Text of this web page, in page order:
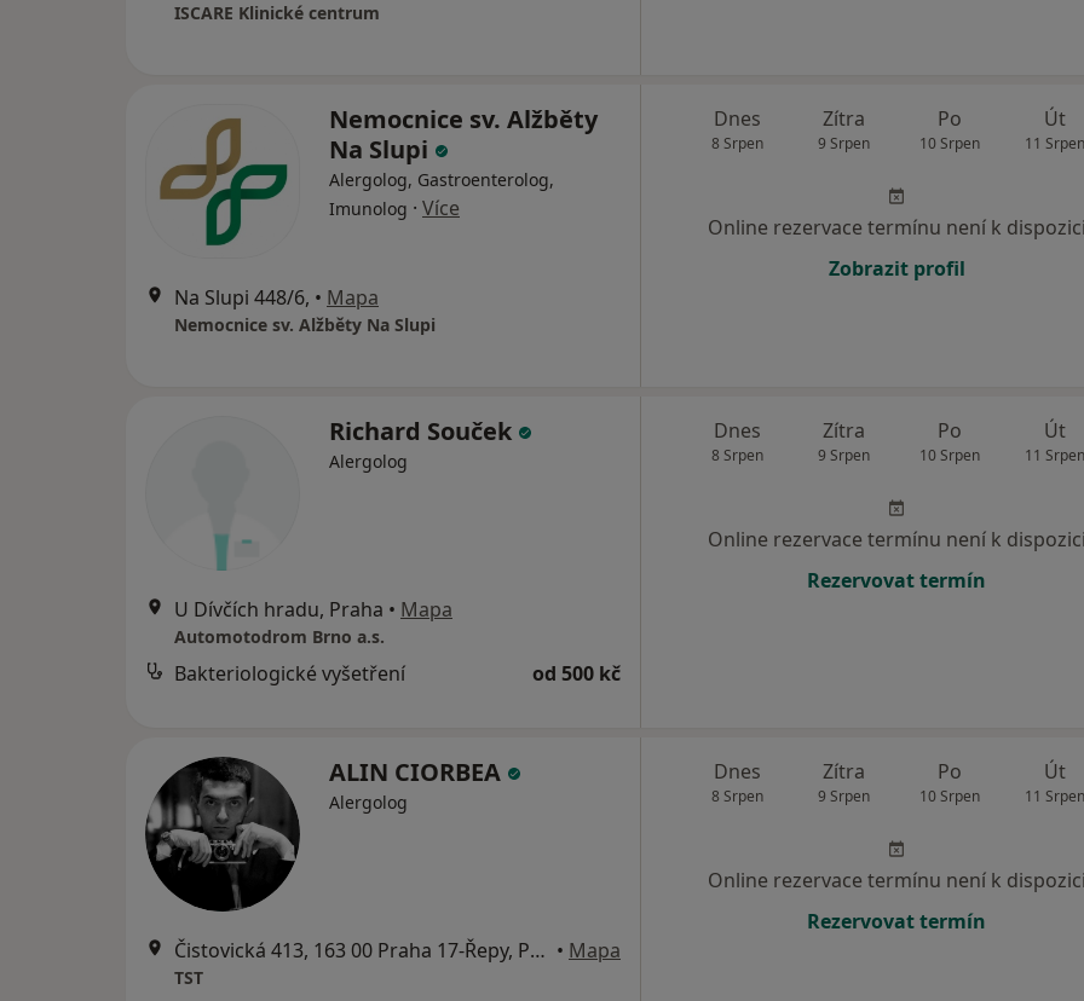
ISCARE Klinické centrum
Nemocnice sv. Alžběty
Na Slupi
Alergolog, Gastroenterolog,
Imunolog · Více
Na Slupi 448/6, • Mapa
Nemocnice sv. Alžběty Na Slupi
Dnes
8 Srpen
Zítra
9 Srpen
Po
10 Srpen
Út
11 Srpen
Online rezervace termínu není k dispozici
Zobrazit profil
Richard Souček
Alergolog
U Dívčích hradu, Praha • Mapa
Automotodrom Brno a.s.
Bakteriologické vyšetření od 500 kč
Dnes
8 Srpen
Zítra
9 Srpen
Po
10 Srpen
Út
11 Srpen
Online rezervace termínu není k dispozici
Rezervovat termín
ALIN CIORBEA
Alergolog
Čistovická 413, 163 00 Praha 17-Řepy, Praha • Mapa
TST
Dnes
8 Srpen
Zítra
9 Srpen
Po
10 Srpen
Út
11 Srpen
Online rezervace termínu není k dispozici
Rezervovat termín